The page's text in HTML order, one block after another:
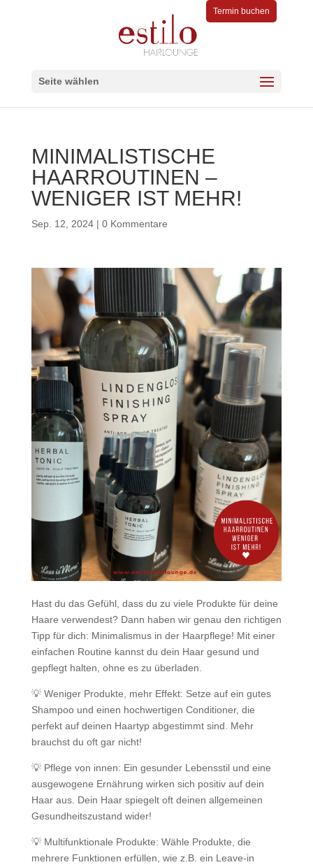
Termin buchen
Seite wählen
MINIMALISTISCHE
HAARROUTINEN –
WENIGER IST MEHR!
Sep. 12, 2024| 0 Kommentare
Hast du das Gefühl, dass du zu viele Produkte für deine
Haare verwendest? Dann haben wir genau den richtigen
Tipp für dich: Minimalismus in der Haarpflege! Mit einer
einfachen Routine kannst du dein Haar gesund und
gepflegt halten, ohne es zu überladen.
💡 Weniger Produkte, mehr Effekt: Setze auf ein gutes
Shampoo und einen hochwertigen Conditioner, die
perfekt auf deinen Haartyp abgestimmt sind. Mehr
brauchst du oft gar nicht!
💡 Pflege von innen: Ein gesunder Lebensstil und eine
ausgewogene Ernährung wirken sich positiv auf dein
Haar aus. Dein Haar spiegelt oft deinen allgemeinen
Gesundheitszustand wider!
💡 Multifunktionale Produkte: Wähle Produkte, die
mehrere Funktionen erfüllen, wie z.B. ein Leave-in